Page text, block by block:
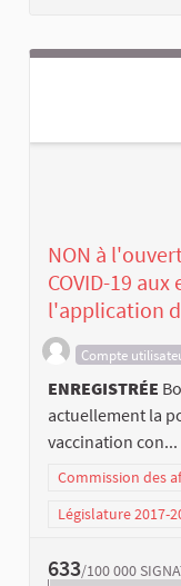
NON à
COVID-19
l'application
Compte
ENREGISTRÉE
actuellement la
vaccination con...
Commission des
Législature 2017-
633/100 000